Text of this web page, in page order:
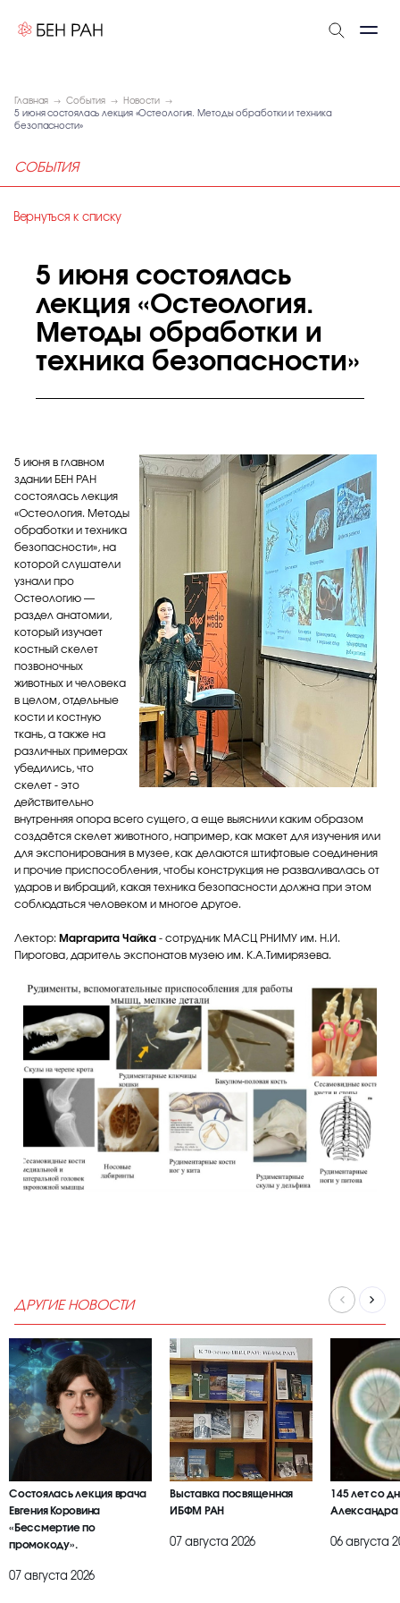
Главная События
Новости
5 июня состоялась лекция «Остеология. Методы обработки и техника
безопасности»
СОБЫТИЯ
Вернуться к списку
5 июня состоялась
лекция «Остеология.
Методы обработки и
техника безопасности»
5 июня в главном
здании БЕН РАН
состоялась лекция
«Остеология. Методы
обработки и техника
безопасности», на
которой слушатели
узнали про
Остеологию —
раздел анатомии,
который изучает
костный скелет
позвоночных
животных и человека
в целом, отдельные
кости и костную
ткань, а также на
различных примерах
убедились, что
скелет - это
действительно
внутренняя опора всего сущего, а еще выяснили каким образом
создаётся скелет животного, например, как макет для изучения или
для экспонирования в музее, как делаются штифтовые соединения
и прочие приспособления, чтобы конструкция не разваливалась от
ударов и вибраций, какая техника безопасности должна при этом
соблюдаться человеком и многое другое.
Лектор: Маргарита Чайка - сотрудник МАСЦ РНИМУ им. Н.И.
Пирогова, даритель экспонатов музею им. К.А.Тимирязева.
ДРУГИЕ НОВОСТИ
Состоялась лекция врача
Евгения Коровина
«Бессмертие по
промокоду».
07 августа 2026
Выставка посвященная
ИБФМ РАН
07 августа 2026
145 лет со
Александра
06 августа